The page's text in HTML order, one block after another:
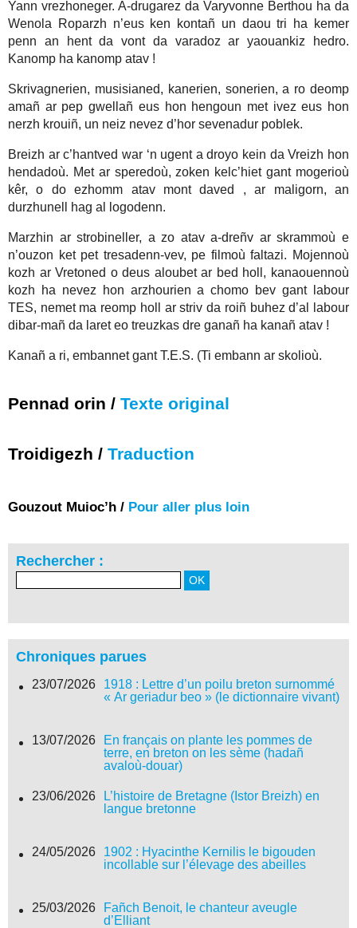
Yann vrezhoneger. A-drugarez da Varyvonne Berthou ha da
Wenola Roparzh n’eus ken kontañ un daou tri ha kemer
penn an hent da vont da varadoz ar yaouankiz hedro.
Kanomp ha kanomp atav !
Skrivagnerien, musisianed, kanerien, sonerien, a ro deomp
amañ ar pep gwellañ eus hon hengoun met ivez eus hon
nerzh krouiñ, un neiz nevez d’hor sevenadur poblek.
Breizh ar c’hantved war ‘n ugent a droyo kein da Vreizh hon
hendadoù. Met ar speredoù, zoken kelc’hiet gant mogerioù
kêr, o do ezhomm atav mont daved , ar maligorn, an
durzhunell hag al logodenn.
Marzhin ar strobineller, a zo atav a-dreñv ar skrammoù e
n’ouzon ket pet tresadenn-vev, pe filmoù faltazi. Mojennoù
kozh ar Vretoned o deus aloubet ar bed holl, kanaouennoù
kozh ha nevez hon arzhourien a chomo bev gant labour
TES, nemet ma reomp holl ar striv da roiñ buhez d’al labour
dibar-mañ da laret eo treuzkas dre ganañ ha kanañ atav !
Kanañ a ri, embannet gant T.E.S. (Ti embann ar skolioù.
Pennad orin / Texte original
Troidigezh / Traduction
Gouzout Muioc’h / Pour aller plus loin
Rechercher :
Chroniques parues
1918 : Lettre d’un poilu breton surnommé
« Ar geriadur beo » (le dictionnaire vivant)
23/07/2026
En français on plante les pommes de
terre, en breton on les sème (hadañ
avaloù-douar)
13/07/2026
L’histoire de Bretagne (Istor Breizh) en
langue bretonne
23/06/2026
1902 : Hyacinthe Kernilis le bigouden
incollable sur l’élevage des abeilles
24/05/2026
Fañch Benoit, le chanteur aveugle
d’Elliant
25/03/2026